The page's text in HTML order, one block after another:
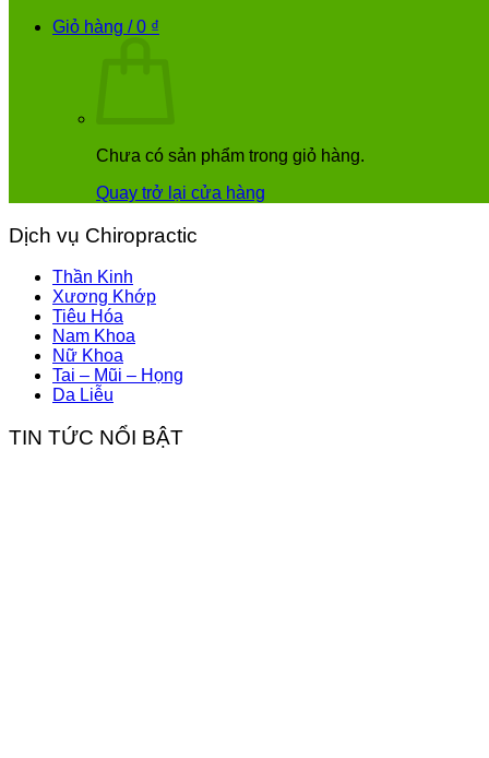
Giỏ hàng /0 ₫
Chưa có sản phẩm trong giỏ hàng.
Quay trở lại cửa hàng
Dịch vụ Chiropractic
Thần Kinh
Xương Khớp
Tiêu Hóa
Nam Khoa
Nữ Khoa
Tai – Mũi – Họng
Da Liễu
TIN TỨC NỔI BẬT